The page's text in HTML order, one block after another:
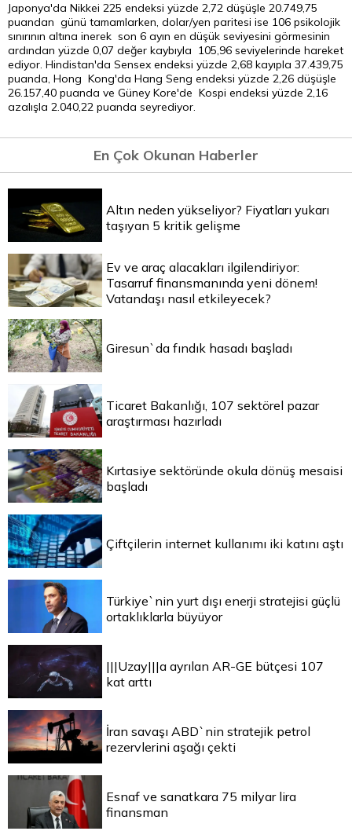
Japonya'da Nikkei 225 endeksi yüzde 2,72 düşüşle 20.749,75
puandan günü tamamlarken, dolar/yen paritesi ise 106 psikolojik
sınırının altına inerek son 6 ayın en düşük seviyesini görmesinin
ardından yüzde 0,07 değer kaybıyla 105,96 seviyelerinde hareket
ediyor. Hindistan'da Sensex endeksi yüzde 2,68 kayıpla 37.439,75
puanda, Hong Kong'da Hang Seng endeksi yüzde 2,26 düşüşle
26.157,40 puanda ve Güney Kore'de Kospi endeksi yüzde 2,16
azalışla 2.040,22 puanda seyrediyor.
En Çok Okunan Haberler
Altın neden yükseliyor? Fiyatları yukarı
taşıyan 5 kritik gelişme
Ev ve araç alacakları ilgilendiriyor:
Tasarruf finansmanında yeni dönem!
Vatandaşı nasıl etkileyecek?
Giresun`da fındık hasadı başladı
Ticaret Bakanlığı, 107 sektörel pazar
araştırması hazırladı
Kırtasiye sektöründe okula dönüş mesaisi
başladı
Çiftçilerin internet kullanımı iki katını aştı
Türkiye`nin yurt dışı enerji stratejisi güçlü
ortaklıklarla büyüyor
|||Uzay|||a ayrılan AR-GE bütçesi 107
kat arttı
İran savaşı ABD`nin stratejik petrol
rezervlerini aşağı çekti
Esnaf ve sanatkara 75 milyar lira
finansman